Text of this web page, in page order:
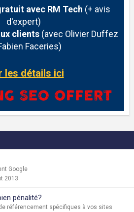
avec RM Tech (+ avis
d'expert)
clients(avec Olivier Duffez
Faceries)
les détails ici
Google
2013
pénalité?
référencement spécifiques à vos sites